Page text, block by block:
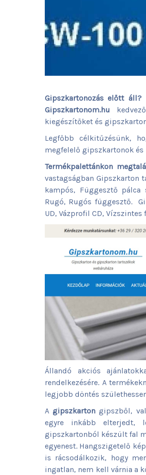
Gipszkartonozás előtt áll?
Gipszkartonom.hu
kiegészítőket és
Legfőbb célkitűzésünk,
megfelelő gipszkartonok
Termékpalettánkon
vastagságban Gipszkarton
kampós, Függesztő pálca
Rugó, Rugós függesztő.
UD, Vázprofil CD, Vízszintes
Állandó akciós
rendelkezésére. A
legjobb döntés
A gipszkarton gipszből,
egyre inkább elterjedt,
gipszkartonból készült fal
egyenest. Hangszigetelő
is rácsodálkozik, hogy
ingatlan, nem kell várnia a